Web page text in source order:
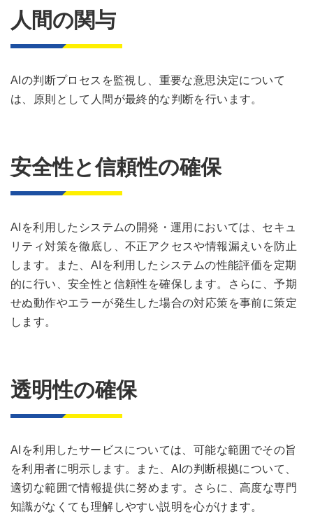
人間の関与
AIの判断プロセスを監視し、重要な意思決定について
は、原則として人間が最終的な判断を行います。
安全性と信頼性の確保
AIを利用したシステムの開発・運用においては、セキュ
リティ対策を徹底し、不正アクセスや情報漏えいを防止
します。また、AIを利用したシステムの性能評価を定期
的に行い、安全性と信頼性を確保します。さらに、予期
せぬ動作やエラーが発生した場合の対応策を事前に策定
します。
透明性の確保
AIを利用したサービスについては、可能な範囲でその旨
を利用者に明示します。また、AIの判断根拠について、
適切な範囲で情報提供に努めます。さらに、高度な専門
知識がなくても理解しやすい説明を心がけます。